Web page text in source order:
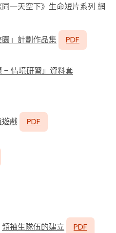
一天空下》生命短片系列 網
園」計劃作品集
PDF
– 情境研習』資料套
遊戲 PDF
領袖生隊伍的建立 PDF